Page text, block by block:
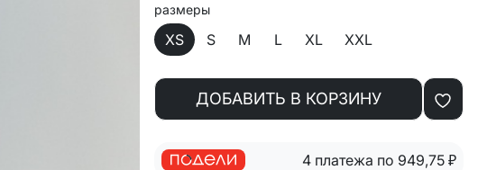
размеры
XS S M L XL XXL
ДОБАВИТЬ В КОРЗИНУ
4 платежа по 949,75 ₽